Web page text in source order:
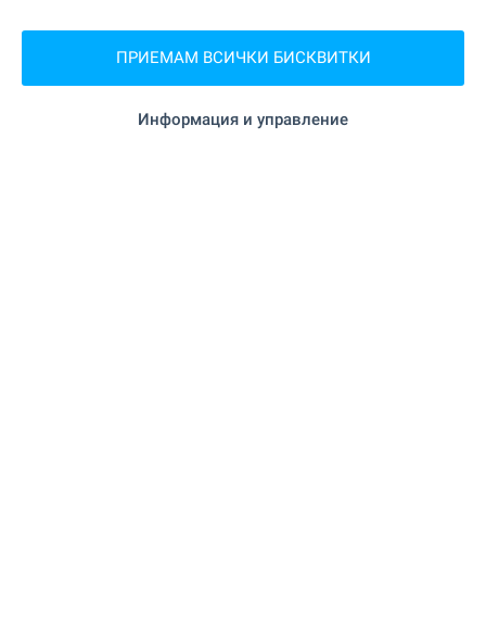
"Диана" на 399 м. (5 мин.)
Химическо чистене "Чистота перфект - Бъчи
ПРИЕМАМ ВСИЧКИ БИСКВИТКИ
Информация и управление